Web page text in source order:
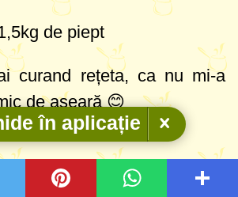
de piept
curand rețeta, ca nu mi-a
de aseară 😊
rețetă:
în aplicație